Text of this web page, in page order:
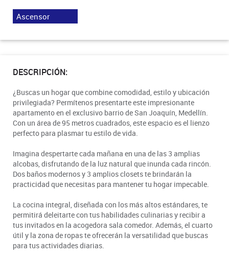
Ascensor
DESCRIPCIÓN:
¿Buscas un hogar que combine comodidad, estilo y ubicación
privilegiada? Permítenos presentarte este impresionante
apartamento en el exclusivo barrio de San Joaquín, Medellín.
Con un área de 95 metros cuadrados, este espacio es el lienzo
perfecto para plasmar tu estilo de vida.
Imagina despertarte cada mañana en una de las 3 amplias
alcobas, disfrutando de la luz natural que inunda cada rincón.
Dos baños modernos y 3 amplios closets te brindarán la
practicidad que necesitas para mantener tu hogar impecable.
La cocina integral, diseñada con los más altos estándares, te
permitirá deleitarte con tus habilidades culinarias y recibir a
tus invitados en la acogedora sala comedor. Además, el cuarto
útil y la zona de ropas te ofrecerán la versatilidad que buscas
para tus actividades diarias.